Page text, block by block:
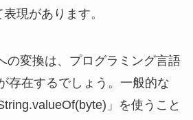
現があります。
の変換は、プログラミング言語
存在するでしょう。一般的な
」を使うこと